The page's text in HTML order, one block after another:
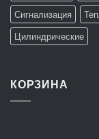
Сигнализация
Цилиндрические
КОРЗИНА